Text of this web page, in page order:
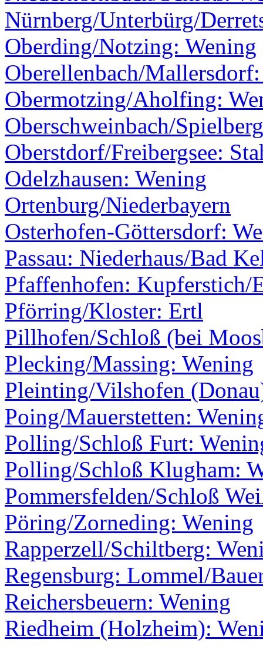
Nürnberg/Unterbürg/
Oberding/Notzing: Wening
Oberellenbach/
Obermotzing/Aholfing:
Oberschweinbach/
Oberstdorf/Freibergsee:
Odelzhausen: Wening
Ortenburg/Niederbayern
Osterhofen-Göttersdorf:
Passau: Niederhaus/Bad
Pfaffenhofen: Kupferstich/
Pförring/Kloster: Ertl
Pillhofen/Schloß (bei
Plecking/Massing: Wening
Pleinting/Vilshofen
Poing/Mauerstetten:
Polling/Schloß Furt:
Polling/Schloß Klugham:
Pommersfelden/Schloß
Pöring/Zorneding: Wening
Rapperzell/Schiltberg:
Regensburg: Lommel/
Reichersbeuern: Wening
Riedheim (Holzheim):